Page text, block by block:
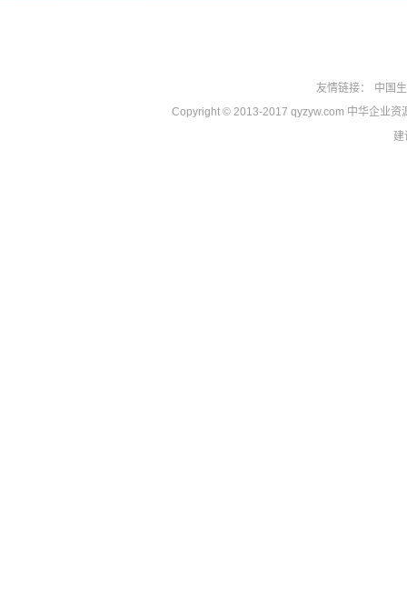
友情链接：
中国
Copyright © 2013-2017 qyzyw.com 中华企业资